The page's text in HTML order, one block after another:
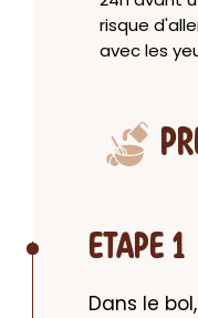
risque
avec les
ETAPE 1
Dans le